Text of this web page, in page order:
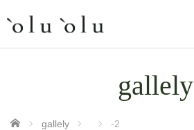
gallely
ホーム gallely -2